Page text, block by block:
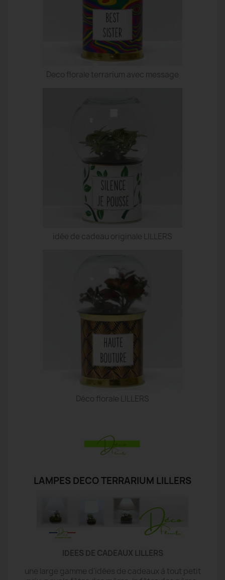
Deco florale terrarium avec message
idée de cadeau originale LILLERS
Déco florale LILLERS
LAMPES DECO TERRARIUM LILLERS
IDEES DE CADEAUX LILLERS
une large gamme d'idées de cadeaux à tout petit